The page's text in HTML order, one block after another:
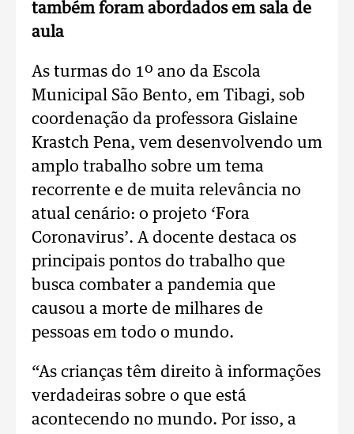
também foram abordados em sala de
aula
As turmas do 1º ano da Escola
Municipal São Bento, em Tibagi, sob
coordenação da professora Gislaine
Krastch Pena, vem desenvolvendo um
amplo trabalho sobre um tema
recorrente e de muita relevância no
atual cenário: o projeto ‘Fora
Coronavirus’. A docente destaca os
principais pontos do trabalho que
busca combater a pandemia que
causou a morte de milhares de
pessoas em todo o mundo.
“As crianças têm direito à informações
verdadeiras sobre o que está
acontecendo no mundo. Por isso, a